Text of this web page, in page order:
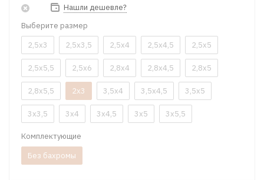
Нашли дешевле?
Выберите размер
2,5x3
2,5x3,5 2,5x4 2,5x4,5 2,5x5
2,5x5,5 2,5x6 2,8x4 2,8x4,5 2,8x5
2,8x5,5 2x3 3,5x4 3,5x4,5 3,5x5
3x3,5 3x4 3x4,5 3x5 3x5,5
Комплектующие
Без бахромы